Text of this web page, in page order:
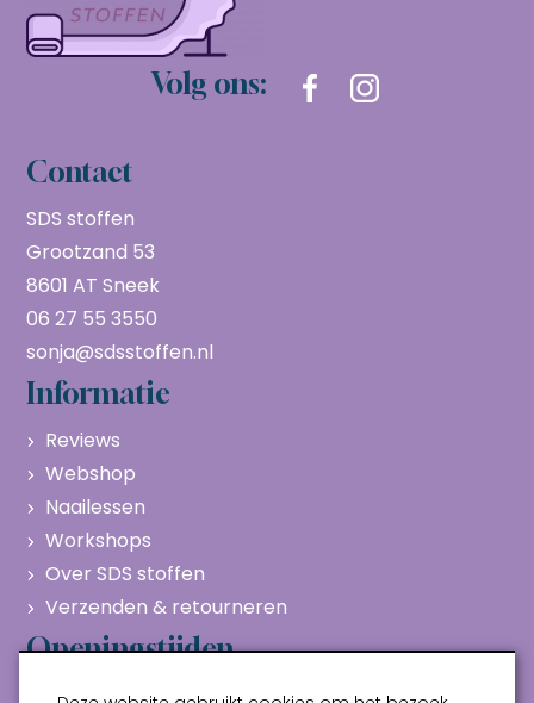
Volg ons:
Contact
SDS stoffen
Grootzand 53
8601 AT Sneek
06 27 55 3550
sonja@sdsstoffen.nl
Informatie
Reviews
Webshop
Naailessen
Workshops
Over SDS stoffen
Verzenden & retourneren
Openingstijden
Maandag Gesloten